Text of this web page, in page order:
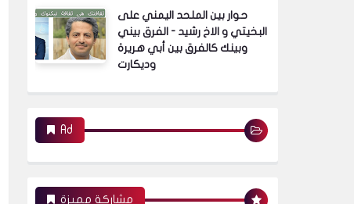
حوار بين الملحد اليمني على
البخيتي و الاخ رشيد - الفرق بيني
وبينك كالفرق بين أبي هريرة
وديكارت
Ad
مشاركة مميزة